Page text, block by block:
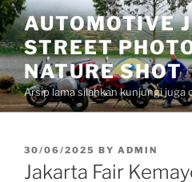
Skip
to
content
AUTOMOTIVE
STREET
NATURE SHOT
Arsip lama silahkan kunjungi
POSTED
ON
30/06/2025 BY ADMIN
Jakarta Fair